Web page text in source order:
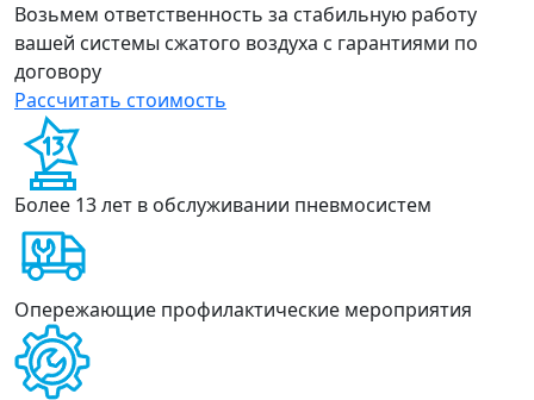
Возьмем ответственность за стабильную работу
вашей системы сжатого воздуха с гарантиями по
договору
Рассчитать стоимость
Более 13 лет в обслуживании пневмосистем
Опережающие профилактические мероприятия